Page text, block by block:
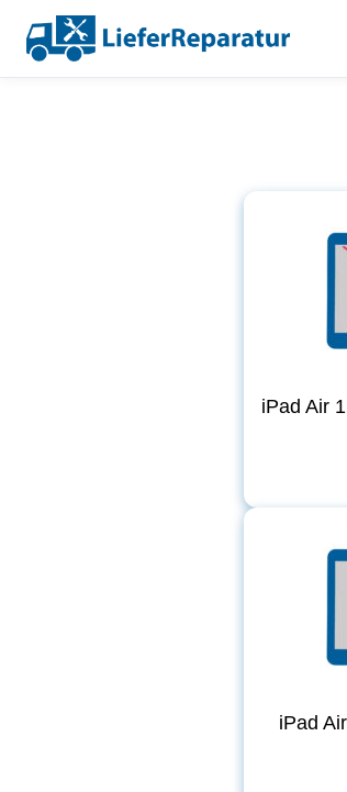
iPad Air
iPad